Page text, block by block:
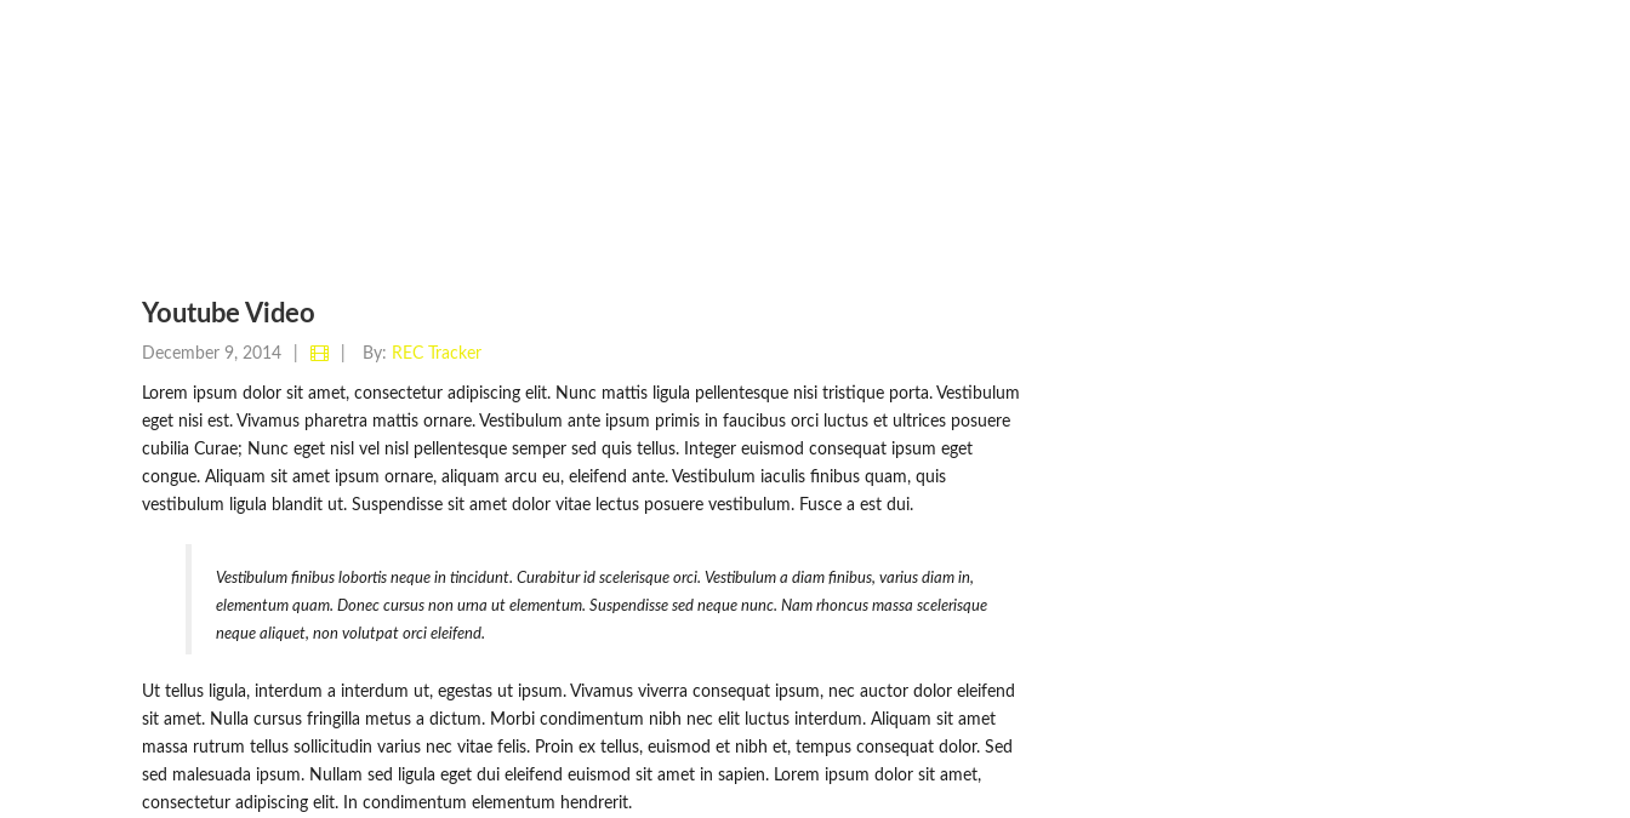
Youtube Video
December 9, 2014 By: REC Tracker
Lorem ipsum dolor sit amet, consectetur adipiscing elit. Nunc mattis ligula pellentesque nisi tristique porta. Vestibulum
eget nisi est. Vivamus pharetra mattis ornare. Vestibulum ante ipsum primis in faucibus orci luctus et ultrices posuere
cubilia Curae; Nunc eget nisl vel nisl pellentesque semper sed quis tellus. Integer euismod consequat ipsum eget
congue. Aliquam sit amet ipsum ornare, aliquam arcu eu, eleifend ante. Vestibulum iaculis finibus quam, quis
vestibulum ligula blandit ut. Suspendisse sit amet dolor vitae lectus posuere vestibulum. Fusce a est dui.
Vestibulum finibus lobortis neque in tincidunt. Curabitur id scelerisque orci. Vestibulum a diam finibus, varius diam in,
elementum quam. Donec cursus non urna ut elementum. Suspendisse sed neque nunc. Nam rhoncus massa scelerisque
neque aliquet, non volutpat orci eleifend.
Ut tellus ligula, interdum a interdum ut, egestas ut ipsum. Vivamus viverra consequat ipsum, nec auctor dolor eleifend
sit amet. Nulla cursus fringilla metus a dictum. Morbi condimentum nibh nec elit luctus interdum. Aliquam sit amet
massa rutrum tellus sollicitudin varius nec vitae felis. Proin ex tellus, euismod et nibh et, tempus consequat dolor. Sed
sed malesuada ipsum. Nullam sed ligula eget dui eleifend euismod sit amet in sapien. Lorem ipsum dolor sit amet,
consectetur adipiscing elit. In condimentum elementum hendrerit.